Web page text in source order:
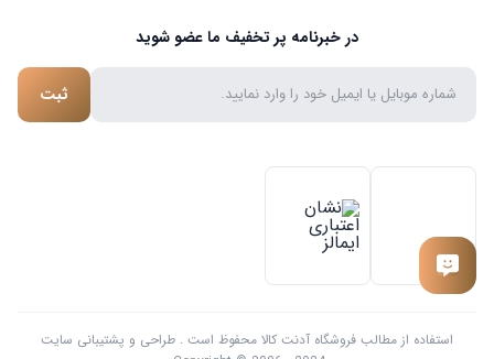
در خبرنامه پر تخفیف ما عضو شوید
ثبت
استفاده از مطالب فروشگاه آدنت کالا محفوظ است . طراحی و پشتیبانی سایت